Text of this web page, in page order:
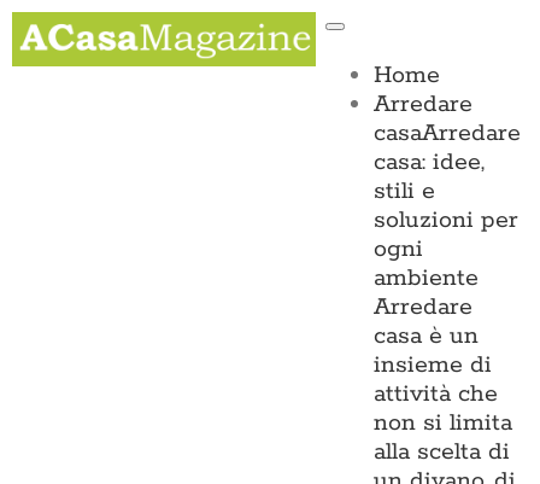
Salta
contenuto
Toggle
Home
Arredare
casaArredare
casa: idee,
stili e
soluzioni per
ogni
ambiente
Arredare
casa è un
insieme di
attività che
non si limita
alla scelta di